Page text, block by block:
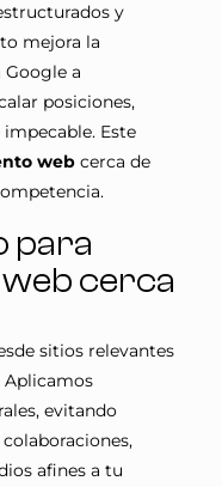
y
mejora la
Google a
posiciones,
Este
web cerca de
para
cerca
sitios relevantes
evitando
afines a tu